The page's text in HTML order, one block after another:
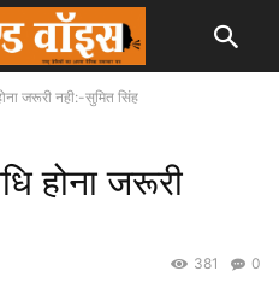
जरूरी नही:-सुमित सिंह
होना जरूरी
0
381